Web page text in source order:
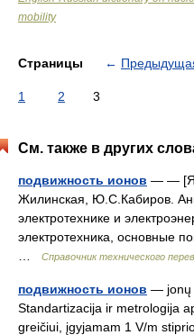
mobility
Страницы ←
1 2 3
См. также в других
подвижность ионов — —
Жилинская, Ю.С.Кабиров.
электротехнике и
электротехника, основные
Справочник технического
подвижность ионов — jonų
Standartizacija ir metrologija
greičiui, įgyjamam 1 V/m